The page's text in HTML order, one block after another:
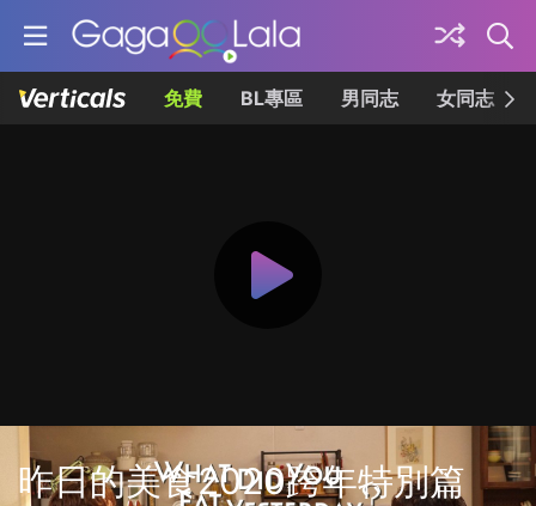
免費 BL專區 男同志 女同志
昨日的美食2020跨年特別篇